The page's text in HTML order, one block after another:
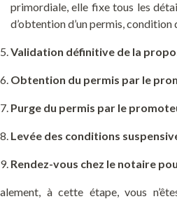
primordiale, elle fixe tous les
d’obtention d’un permis,
Validation définitive de la
Obtention du permis par le
Purge du permis par le
Levée des conditions
Rendez-vous chez le notaire
à cette étape, vous